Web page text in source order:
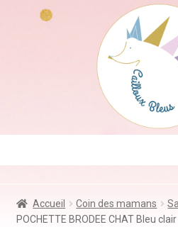
Jeux & Jouets
Accueil Coin des mamans
POCHETTE BRODEE CHAT Bleu clair